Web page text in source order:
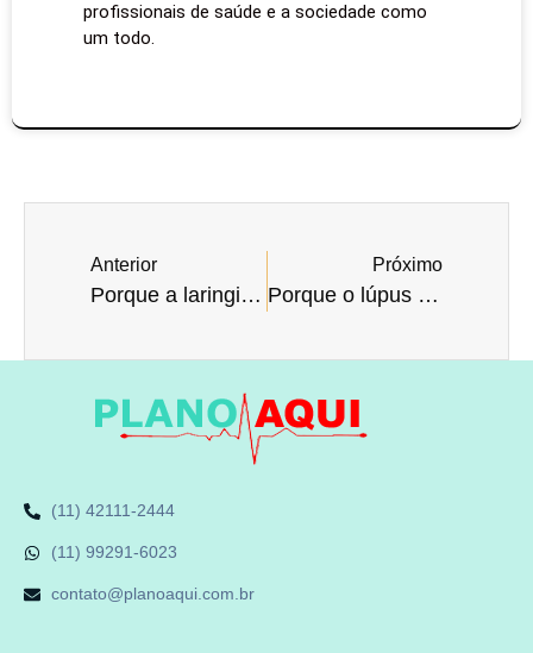
profissionais de saúde e a sociedade como
um todo.
Anterior
Porque a laringite ocorre?
Próximo
Porque o lúpus é uma doença autoimune?
(11) 42111-2444
(11) 99291-6023
contato@planoaqui.com.br